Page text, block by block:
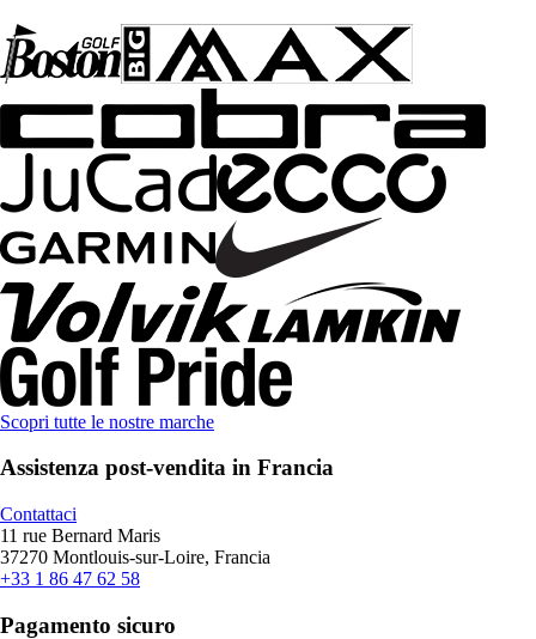
Scopri tutte le nostre marche
Assistenza post-vendita in Francia
Contattaci
11 rue Bernard Maris
37270 Montlouis-sur-Loire, Francia
+33 1 86 47 62 58
Pagamento sicuro